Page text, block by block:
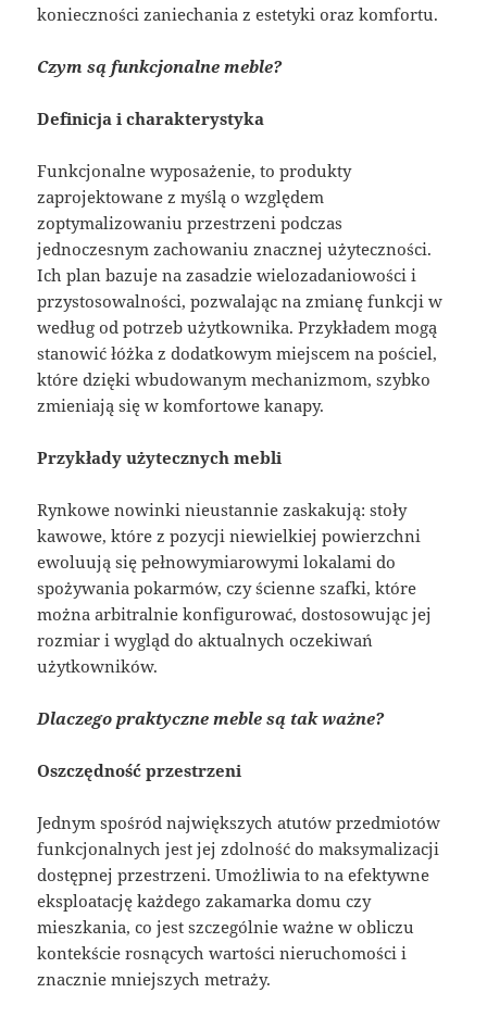
konieczności zaniechania z estetyki oraz komfortu.
Czym są funkcjonalne meble?
Definicja i charakterystyka
Funkcjonalne wyposażenie, to produkty
zaprojektowane z myślą o względem
zoptymalizowaniu przestrzeni podczas
jednoczesnym zachowaniu znacznej użyteczności.
Ich plan bazuje na zasadzie wielozadaniowości i
przystosowalności, pozwalając na zmianę funkcji w
według od potrzeb użytkownika. Przykładem mogą
stanowić łóżka z dodatkowym miejscem na pościel,
które dzięki wbudowanym mechanizmom, szybko
zmieniają się w komfortowe kanapy.
Przykłady użytecznych mebli
Rynkowe nowinki nieustannie zaskakują: stoły
kawowe, które z pozycji niewielkiej powierzchni
ewoluują się pełnowymiarowymi lokalami do
spożywania pokarmów, czy ścienne szafki, które
można arbitralnie konfigurować, dostosowując jej
rozmiar i wygląd do aktualnych oczekiwań
użytkowników.
Dlaczego praktyczne meble są tak ważne?
Oszczędność przestrzeni
Jednym spośród największych atutów przedmiotów
funkcjonalnych jest jej zdolność do maksymalizacji
dostępnej przestrzeni. Umożliwia to na efektywne
eksploatację każdego zakamarka domu czy
mieszkania, co jest szczególnie ważne w obliczu
kontekście rosnących wartości nieruchomości i
znacznie mniejszych metraży.